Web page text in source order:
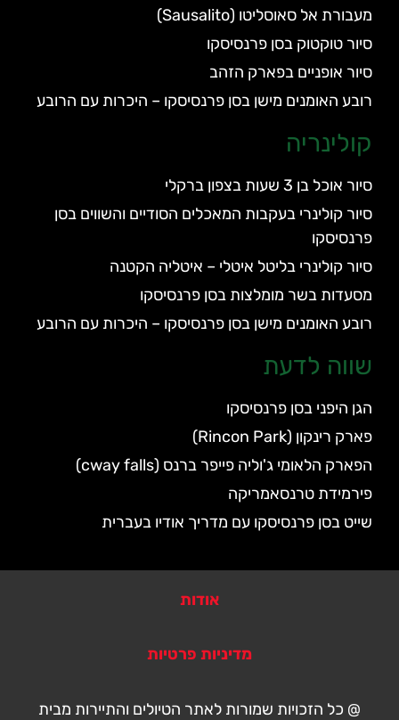
מעבורת אל סאוסליטו (Sausalito)
סיור טוקטוק בסן פרנסיסקו
סיור אופניים בפארק הזהב
רובע האומנים מישן בסן פרנסיסקו – היכרות עם הרובע
קולינריה
סיור אוכל בן 3 שעות בצפון ברקלי
סיור קולינרי בעקבות המאכלים הסודיים והשווים בסן
פרנסיסקו
סיור קולינרי בליטל איטלי – איטליה הקטנה
מסעדות בשר מומלצות בסן פרנסיסקו
רובע האומנים מישן בסן פרנסיסקו – היכרות עם הרובע
שווה לדעת
הגן היפני בסן פרנסיסקו
פארק רינקון (Rincon Park)
הפארק הלאומי ג'וליה פייפר ברנס (cway falls)
פירמידת טרנסאמריקה
שייט בסן פרנסיסקו עם מדריך אודיו בעברית
אודות
מדיניות פרטיות
@ כל הזכויות שמורות לאתר הטיולים והתיירות מבית